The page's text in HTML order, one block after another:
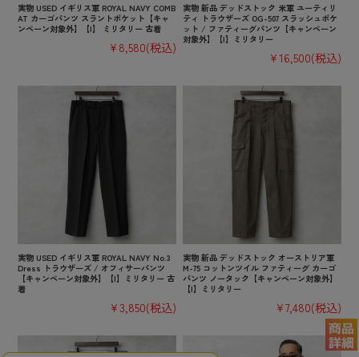
実物 USED イギリス軍 ROYAL NAVY COMB
AT カーゴパンツ スラントポケット【キャ
ンペーン対象外】【I】 ミリタリー 古着
¥8,580(税込)
実物 新品 デッドストック 米軍 ユーティリ
ティ トラウザーズ OG-507 スラッシュポケ
ット / ファティーグパンツ【キャンペーン
対象外】【I】ミリタリー
¥16,500(税込)
実物 USED イギリス軍 ROYAL NAVY No.3
Dress トラウザーズ / オフィサーパンツ
【キャンペーン対象外】【I】ミリタリー 古
着
¥3,850(税込)
実物 新品 デッドストック オーストリア軍
M-75 コットンツイル ファティーグ カーゴ
パンツ ノータック【キャンペーン対象外】
【I】ミリタリー
¥7,480(税込)